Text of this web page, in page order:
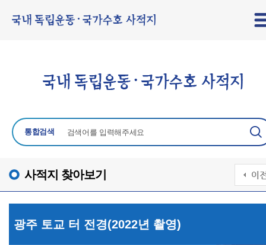
통합검색
사적지 찾아보기
광주 토교 터 전경(2022년 촬영)